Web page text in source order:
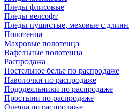
Пледы флисовые
Пледы велсофт
Пледы пушистые, меховые с
Полотенца
Махровые полотенца
Вафельные полотенца
Распродажа
Постельное белье по распродаже
Наволочки по распродаже
Пододеяльники по распродаже
Простыни по распродаже
Одеяла по распродаже